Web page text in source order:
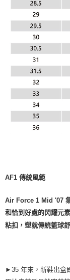
AF1 傳統風範
Air Force 1 Mid '07
和恰到好處的閃耀元
粘扣，塑就傳統籃球
►35 年來，新鞋出盒